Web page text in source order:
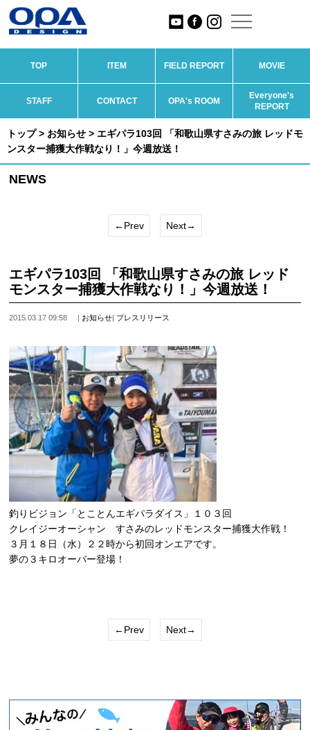
TOP ITEM FIELD REPORT MOVIE
STAFF CONTACT OPA's ROOM
Everyone's
REPORT
トップ> お知らせ > エギパラ103回 「和歌山県すさみの旅 レッドモ
ンスター捕獲大作戦なり！」今週放送！
NEWS
←Prev Next→
エギパラ103回 「和歌山県すさみの旅 レッド
モンスター捕獲大作戦なり！」今週放送！
2015.03.17 09:58 | お知らせ| プレスリリース
釣りビジョン「とことんエギパラダイス」１０３回
クレイジーオーシャン すさみのレッドモンスター捕獲大作戦！
３月１８日（水）２２時から初回オンエアです。
夢の３キロオーバー登場！
←Prev Next→